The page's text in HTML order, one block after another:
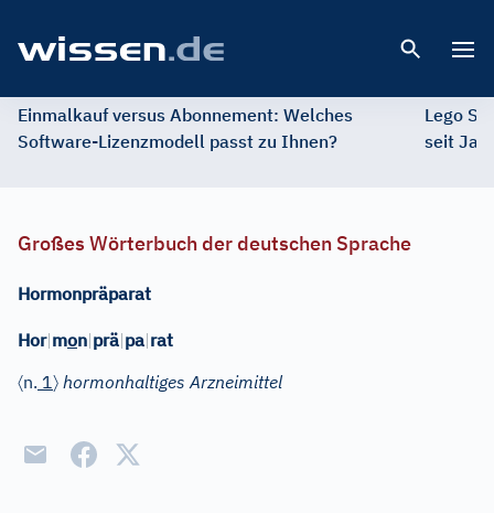
Einmalkauf versus Abonnement: Welches
Software-Lizenzmodell passt zu Ihnen?
Lego
seit
Großes Wörterbuch der deutschen Sprache
Hormonpräparat
Hor|mon|prä|pa|rat
〈n. 1〉 hormonhaltiges Arzneimittel